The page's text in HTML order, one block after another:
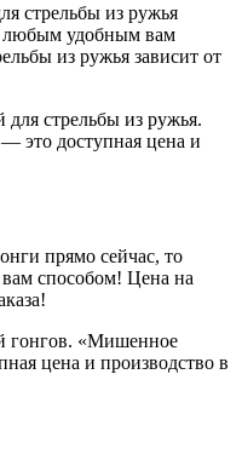
стрельбы из ружья
любым удобным вам
из ружья зависит от
стрельбы из ружья.
это доступная цена и
прямо сейчас, то
способом! Цена на
гонгов. «Мишенное
цена и производство в